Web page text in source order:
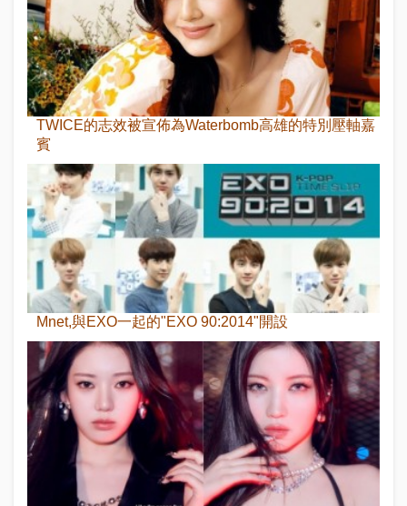
TWICE的志效被宣佈為Waterbomb高雄的特別壓軸嘉
賓
Mnet,與EXO一起的"EXO 90:2014"開設